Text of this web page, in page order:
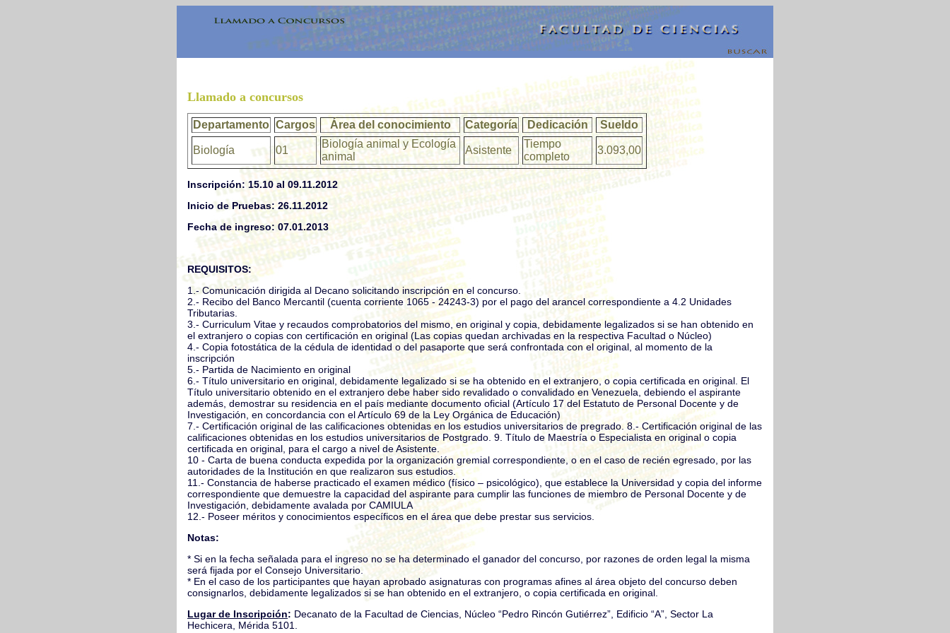
Llamado a concursos
Departamento Cargos Área del conocimiento Categoría Dedicación Sueldo
Biología 01
Biología animal y Ecología
animal
Asistente
Tiempo
completo
3.093,00
Inscripción: 15.10 al 09.11.2012
Inicio de Pruebas: 26.11.2012
Fecha de ingreso: 07.01.2013
REQUISITOS:
1.- Comunicación dirigida al Decano solicitando inscripción en el concurso.
2.- Recibo del Banco Mercantil (cuenta corriente 1065 - 24243-3) por el pago del arancel correspondiente a 4.2 Unidades
Tributarias.
3.- Curriculum Vitae y recaudos comprobatorios del mismo, en original y copia, debidamente legalizados si se han obtenido en
el extranjero o copias con certificación en original (Las copias quedan archivadas en la respectiva Facultad o Núcleo)
4.- Copia fotostática de la cédula de identidad o del pasaporte que será confrontada con el original, al momento de la
inscripción
5.- Partida de Nacimiento en original
6.- Título universitario en original, debidamente legalizado si se ha obtenido en el extranjero, o copia certificada en original. El
Título universitario obtenido en el extranjero debe haber sido revalidado o convalidado en Venezuela, debiendo el aspirante
además, demostrar su residencia en el país mediante documento oficial (Artículo 17 del Estatuto de Personal Docente y de
Investigación, en concordancia con el Artículo 69 de la Ley Orgánica de Educación)
7.- Certificación original de las calificaciones obtenidas en los estudios universitarios de pregrado. 8.- Certificación original de las
calificaciones obtenidas en los estudios universitarios de Postgrado. 9. Título de Maestría o Especialista en original o copia
certificada en original, para el cargo a nivel de Asistente.
10 - Carta de buena conducta expedida por la organización gremial correspondiente, o en el caso de recién egresado, por las
autoridades de la Institución en que realizaron sus estudios.
11.- Constancia de haberse practicado el examen médico (físico – psicológico), que establece la Universidad y copia del informe
correspondiente que demuestre la capacidad del aspirante para cumplir las funciones de miembro de Personal Docente y de
Investigación, debidamente avalada por CAMIULA
12.- Poseer méritos y conocimientos específicos en el área que debe prestar sus servicios.
Notas:
* Si en la fecha señalada para el ingreso no se ha determinado el ganador del concurso, por razones de orden legal la misma
será fijada por el Consejo Universitario.
* En el caso de los participantes que hayan aprobado asignaturas con programas afines al área objeto del concurso deben
consignarlos, debidamente legalizados si se han obtenido en el extranjero, o copia certificada en original.
Lugar de Inscripción: Decanato de la Facultad de Ciencias, Núcleo “Pedro Rincón Gutiérrez”, Edificio “A”, Sector La
Hechicera, Mérida 5101.